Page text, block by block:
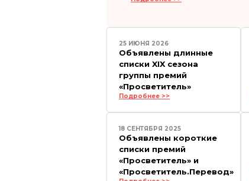
25 ИЮНЯ 2026
Oбъявлены длинные
списки XIX сезона
группы премий
«Просветитель»
Подробнее >>
18 СЕНТЯБРЯ 2025
Объявлены короткие
списки премий
«Просветитель» и
«Просветитель.Перевод»